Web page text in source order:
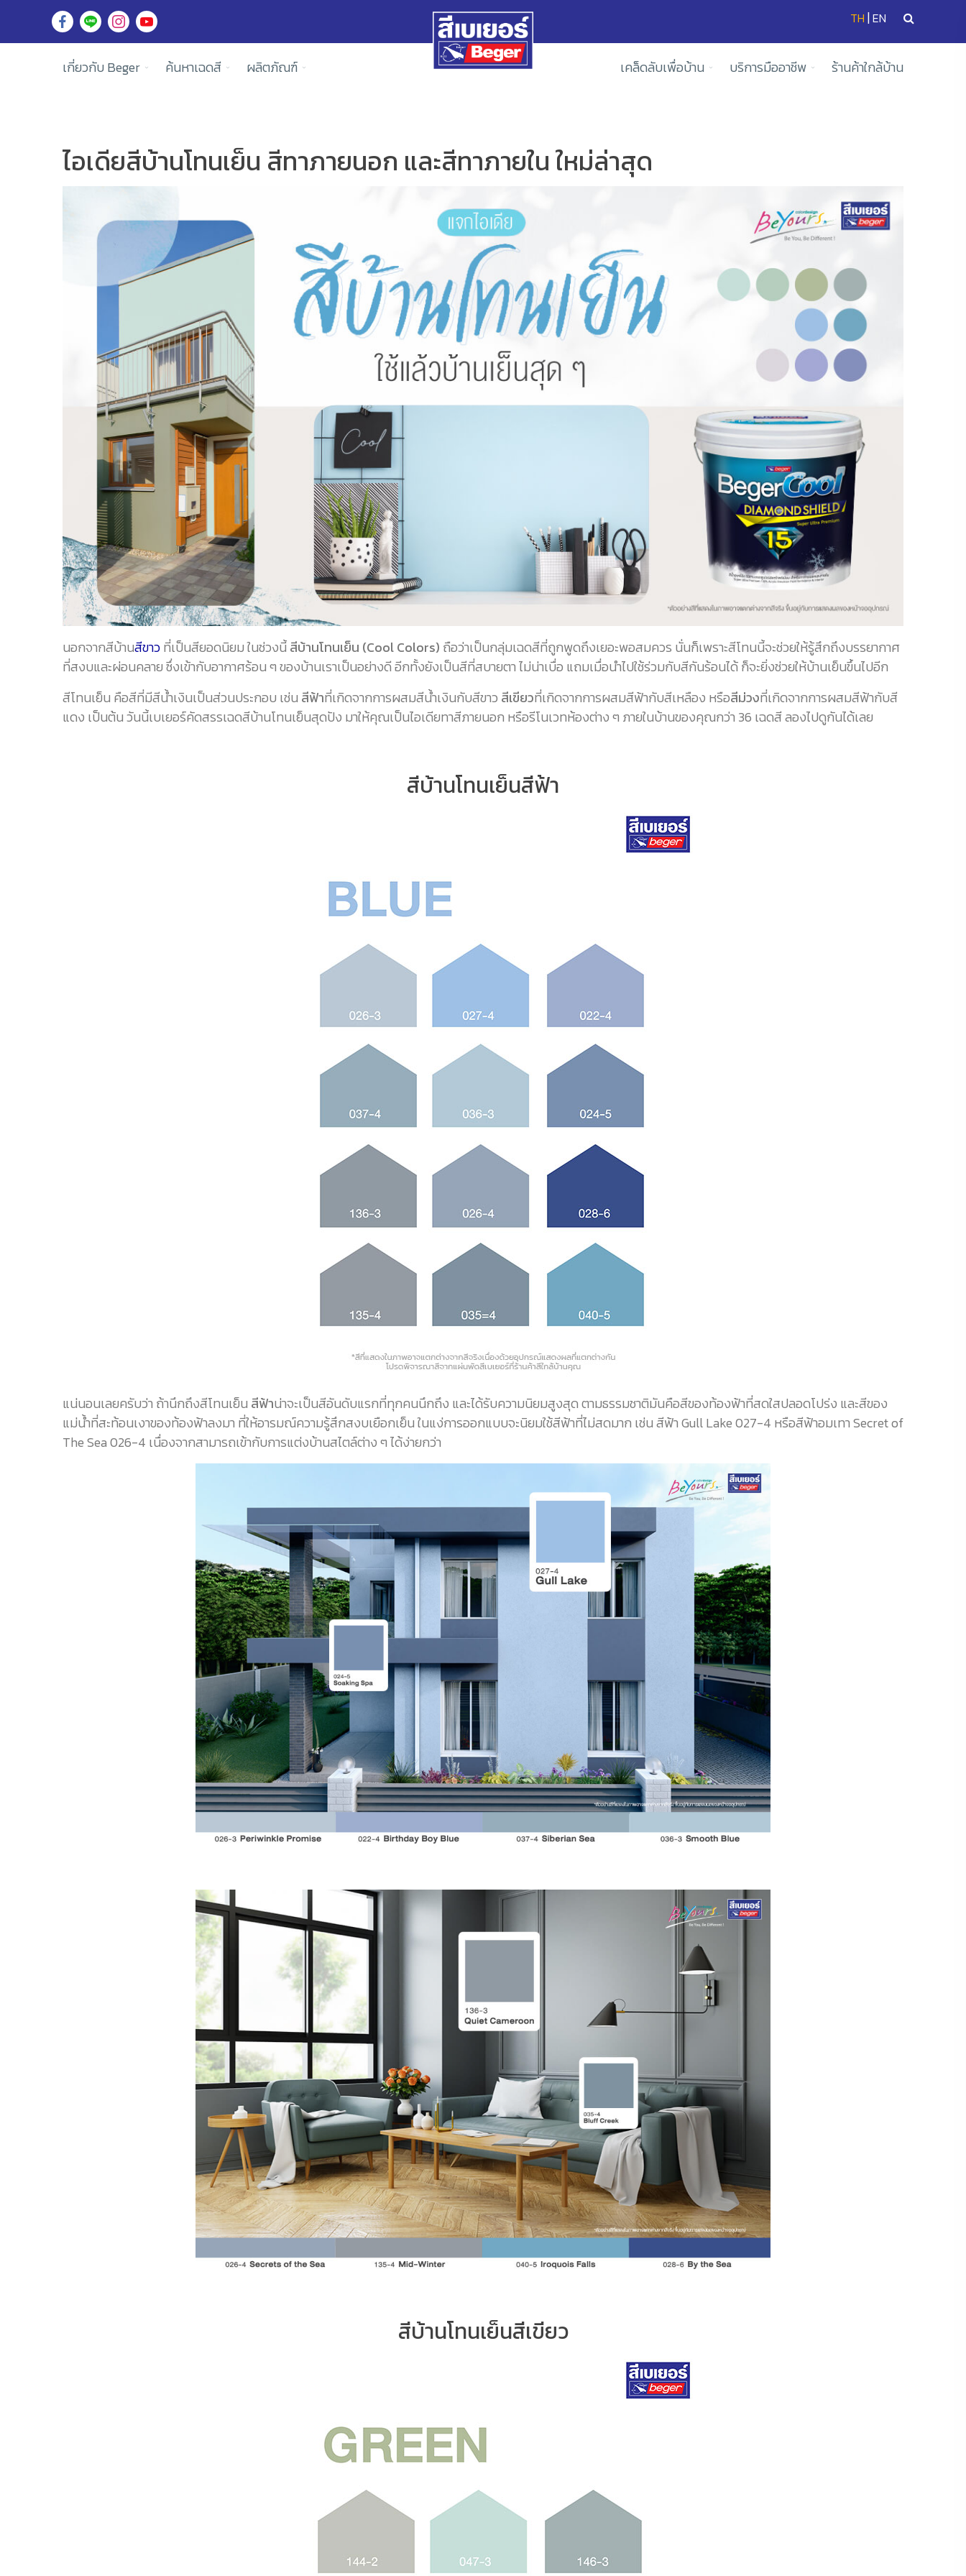
TH |EN
เกี่ยวกับ Beger ค้นหาเฉดสี ผลิตภัณฑ์ เคล็ดลับเพื่อบ้าน บริการมืออาชีพ ร้านค้าใกล้บ้าน
ไอเดียสีบ้านโทนเย็น สีทาภายนอก และสีทาภายใน ใหม่ล่าสุด
นอกจากสีบ้านสีขาวที่เป็นสียอดนิยม ในช่วงนี้สีบ้านโทนเย็น (Cool Colors) ถือว่าเป็นกลุ่มเฉดสีที่ถูกพูดถึงเยอะพอสมควร นั่นก็เพราะสีโทนนี้จะช่วยให้รู้สึกถึงบรรยากาศ
ที่สงบและผ่อนคลาย ซึ่งเข้ากับอากาศร้อน ๆ ของบ้านเราเป็นอย่างดี อีกทั้งยังเป็นสีที่สบายตา ไม่น่าเบื่อ แถมเมื่อนำไปใช้ร่วมกับสีกันร้อนได้ ก็จะยิ่งช่วยให้บ้านเย็นขึ้นไปอีก
สีโทนเย็น คือสีที่มีสีน้ำเงินเป็นส่วนประกอบ เช่น สีฟ้าที่เกิดจากการผสมสีน้ำเงินกับสีขาว สีเขียวที่เกิดจากการผสมสีฟ้ากับสีเหลือง หรือสีม่วงที่เกิดจากการผสมสีฟ้ากับสี
แดง เป็นต้น วันนี้เบเยอร์คัดสรรเฉดสีบ้านโทนเย็นสุดปัง มาให้คุณเป็นไอเดียทาสีภายนอก หรือรีโนเวทห้องต่าง ๆ ภายในบ้านของคุณกว่า 36 เฉดสี ลองไปดูกันได้เลย
สีบ้านโทนเย็นสีฟ้า
แน่นอนเลยครับว่า ถ้านึกถึงสีโทนเย็น สีฟ้าน่าจะเป็นสีอันดับแรกที่ทุกคนนึกถึง และได้รับความนิยมสูงสุด ตามธรรมชาติมันคือสีของท้องฟ้าที่สดใสปลอดโปร่ง และสีของ
แม่น้ำที่สะท้อนเงาของท้องฟ้าลงมา ที่ให้อารมณ์ความรู้สึกสงบเยือกเย็น ในแง่การออกแบบจะนิยมใช้สีฟ้าที่ไม่สดมาก เช่น สีฟ้า Gull Lake 027-4 หรือสีฟ้าอมเทา Secret of
The Sea 026-4 เนื่องจากสามารถเข้ากับการแต่งบ้านสไตล์ต่าง ๆ ได้ง่ายกว่า
สีบ้านโทนเย็นสีเขียว